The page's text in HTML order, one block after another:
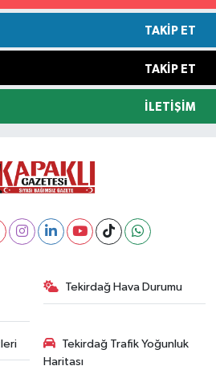
TAKIP ET
TAKIP ET
İLETIŞIM
Tekirdağ Hava Durumu
Tekirdağ Trafik Yoğunluk
Haritası